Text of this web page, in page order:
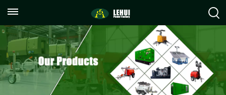
059122071372
info@lehuipowerfactory.com